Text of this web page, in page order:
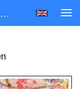
Marloes Buigel Boering - Herfst In Groningen